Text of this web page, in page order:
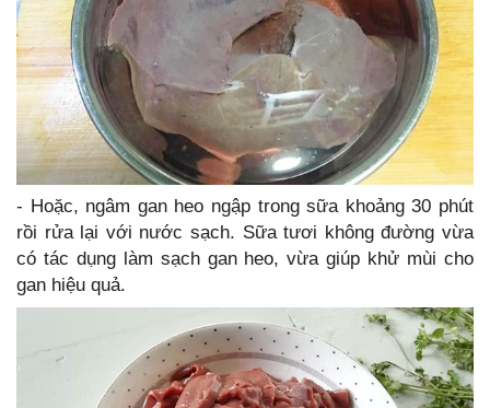
- Hoặc, ngâm gan heo ngập trong sữa khoảng 30 phút
rồi rửa lại với nước sạch. Sữa tươi không đường vừa
có tác dụng làm sạch gan heo, vừa giúp khử mùi cho
gan hiệu quả.